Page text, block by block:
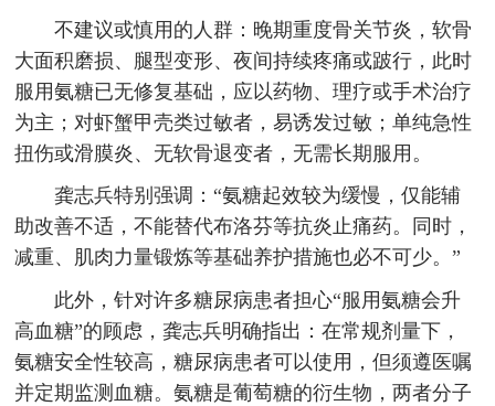
不建议或慎用的人群：晚期重度骨关节炎，软骨
大面积磨损、腿型变形、夜间持续疼痛或跛行，此时
服用氨糖已无修复基础，应以药物、理疗或手术治疗
为主；对虾蟹甲壳类过敏者，易诱发过敏；单纯急性
扭伤或滑膜炎、无软骨退变者，无需长期服用。
龚志兵特别强调：“氨糖起效较为缓慢，仅能辅
助改善不适，不能替代布洛芬等抗炎止痛药。同时，
减重、肌肉力量锻炼等基础养护措施也必不可少。”
此外，针对许多糖尿病患者担心“服用氨糖会升
高血糖”的顾虑，龚志兵明确指出：在常规剂量下，
氨糖安全性较高，糖尿病患者可以使用，但须遵医嘱
并定期监测血糖。氨糖是葡萄糖的衍生物，两者分子